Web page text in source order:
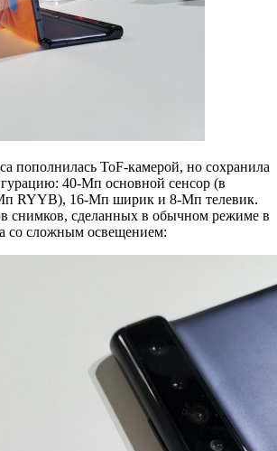
пополнилась ToF-камерой, но сохранила
40-Мп основной сенсор (в
RYYB), 16-Мп ширик и 8-Мп телевик.
снимков, сделанных в обычном режиме в
со сложным освещением: